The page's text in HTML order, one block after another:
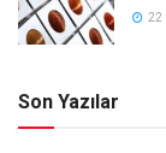
22
Son Yazılar